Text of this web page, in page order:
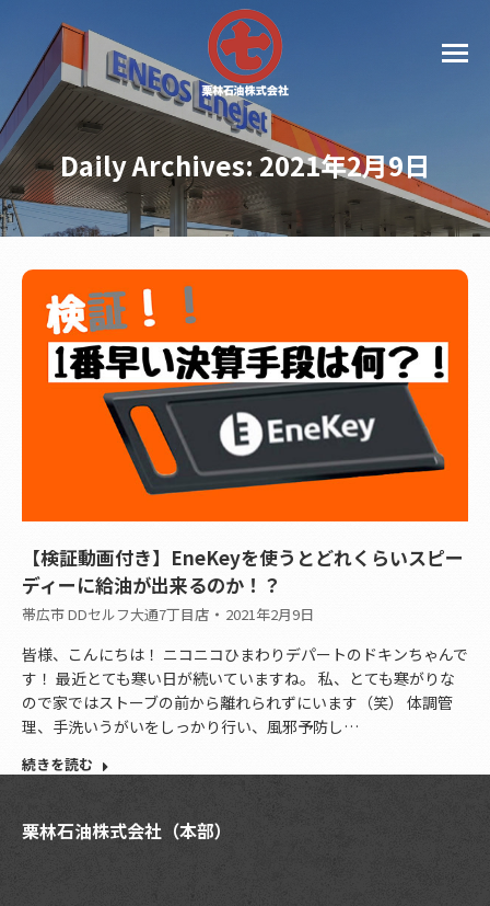
Daily Archives:2021年2月9日
【検証動画付き】EneKeyを使うとどれくらいスピー
ディーに給油が出来るのか！？
帯広市 DDセルフ大通7丁目店 2021年2月9日
皆様、こんにちは！ ニコニコひまわりデパートのドキンちゃんで
す！ 最近とても寒い日が続いていますね。 私、とても寒がりな
ので家ではストーブの前から離れられずにいます（笑） 体調管
理、手洗いうがいをしっかり行い、風邪予防し…
続きを読む
栗林石油株式会社（本部）